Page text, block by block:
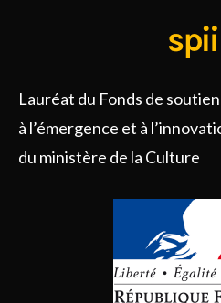
Lauréat du Fonds de soutien
à l’émergence et à
du ministère de la Culture